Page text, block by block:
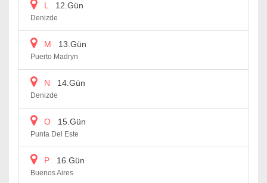
L 12.Gün
Denizde
M 13.Gün
Puerto Madryn
N 14.Gün
Denizde
O 15.Gün
Punta Del Este
P 16.Gün
Buenos Aires